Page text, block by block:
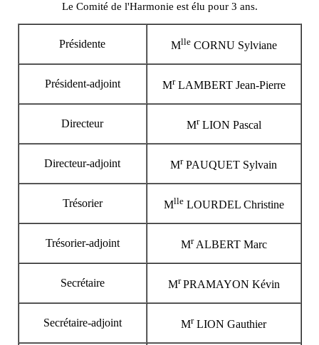
Le Comité de l'Harmonie est élu pour 3 ans.
Présidente MlleCORNU Sylviane
Président-adjoint MrLAMBERT Jean-Pierre
Directeur MrLION Pascal
Directeur-adjoint MrPAUQUET Sylvain
Trésorier MlleLOURDEL Christine
Trésorier-adjoint MrALBERT Marc
Secrétaire MrPRAMAYON Kévin
Secrétaire-adjoint MrLION Gauthier